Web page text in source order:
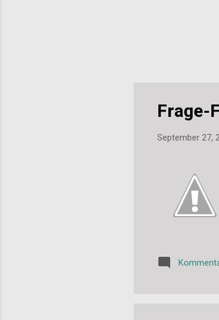
Frage-
September 27,